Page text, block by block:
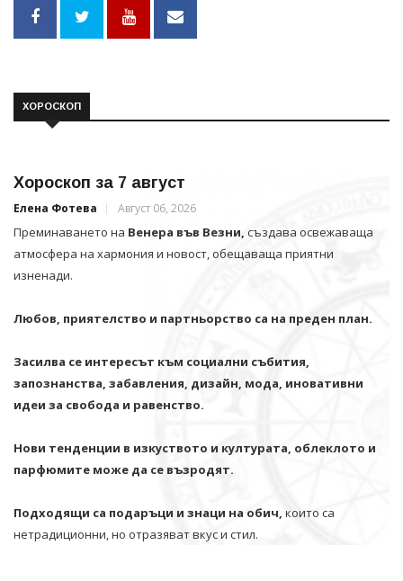
ХОРОСКОП
Хороскоп за 7 август
Елена Фотева Август 06, 2026
Преминаването на Венера във Везни, създава освежаваща
атмосфера на хармония и новост, обещаваща приятни
изненади.
Любов, приятелство и партньорство са на преден план.
Засилва се интересът към социални събития,
запознанства, забавления, дизайн, мода, иновативни
идеи за свобода и равенство.
Нови тенденции в изкуството и културата, облеклото и
парфюмите може да се възродят.
Подходящи са подаръци и знаци на обич, които са
нетрадиционни, но отразяват вкус и стил.